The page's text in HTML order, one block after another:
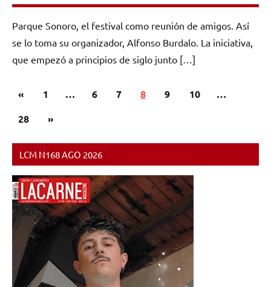
Parque Sonoro, el festival como reunión de amigos. Así
se lo toma su organizador, Alfonso Burdalo. La iniciativa,
que empezó a principios de siglo junto […]
Paginación
de
«Entradas
1 … 6 7 8 9 10
…
28
Siguientes
»
LCM N168 AGO 2026